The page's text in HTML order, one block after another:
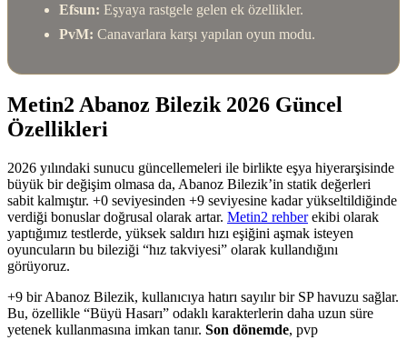
Efsun: Eşyaya rastgele gelen ek özellikler.
PvM: Canavarlara karşı yapılan oyun modu.
Metin2 Abanoz Bilezik 2026 Güncel
Özellikleri
2026 yılındaki sunucu güncellemeleri ile birlikte eşya hiyerarşisinde
büyük bir değişim olmasa da, Abanoz Bilezik’in statik değerleri
sabit kalmıştır. +0 seviyesinden +9 seviyesine kadar yükseltildiğinde
verdiği bonuslar doğrusal olarak artar. Metin2 rehberekibi olarak
yaptığımız testlerde, yüksek saldırı hızı eşiğini aşmak isteyen
oyuncuların bu bileziği “hız takviyesi” olarak kullandığını
görüyoruz.
+9 bir Abanoz Bilezik, kullanıcıya hatırı sayılır bir SP havuzu sağlar.
Bu, özellikle “Büyü Hasarı” odaklı karakterlerin daha uzun süre
yetenek kullanmasına imkan tanır. Son dönemde, pvp